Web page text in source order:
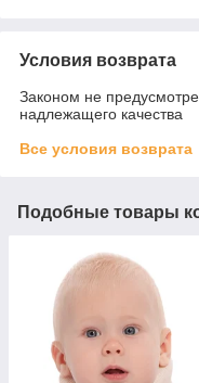
Условия возврата
Законом не
надлежащего качества
Все условия возврата
Подобные товары